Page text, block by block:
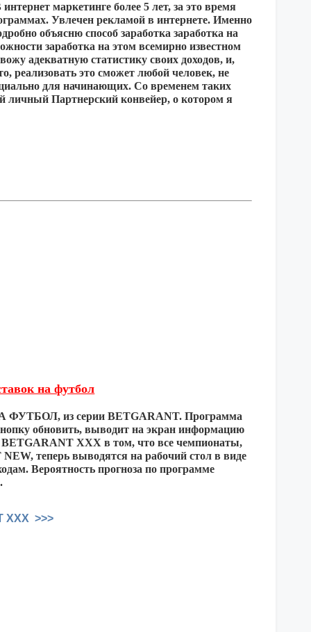
маркетинге более 5 лет, за это время
Увлечен рекламой в интернете. Именно
объясню способ заработка заработка на
заработка на этом всемирно известном
адекватную статистику своих доходов, и,
реализовать это сможет любой человек, не
для начинающих. Со временем таких
личный Партнерский конвейер, о котором я
на футбол
ФУТБОЛ, из серии BETGARANT. Программа
обновить, выводит на экран информацию
XXX в том, что все чемпионаты,
теперь выводятся на рабочий стол в виде
Вероятность прогноза по программе
XXX >>>